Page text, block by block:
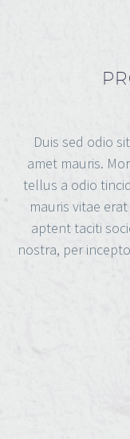
Duis sed odio
amet mauris.
tellus a odio
mauris vitae
aptent taciti
nostra, per